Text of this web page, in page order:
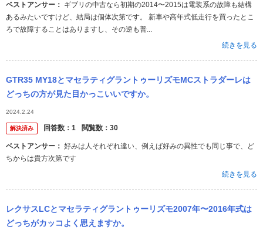
ベストアンサー：
あるみたいですけど、結局は個体次第です。 新車や高年式低走行を買ったとこ
ろで故障することはありますし、その逆も普...
続きを見る
GTR35 MY18とマセラティグラントゥーリズモMCストラダーレは
どっちの方が見た目かっこいいですか。
2024.2.24
解決済み 回答数： 1 閲覧数： 30
ベストアンサー：
ちからは貴方次第です
続きを見る
レクサスLCとマセラティグラントゥーリズモ2007年〜2016年式は
どっちがカッコよく思えますか。